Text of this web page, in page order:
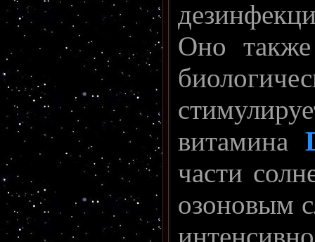
Оно
витамина
части
озоновым